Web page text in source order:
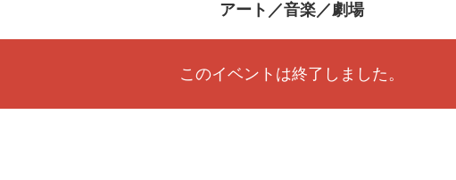
アート／音楽／劇場
このイベントは終了しました。